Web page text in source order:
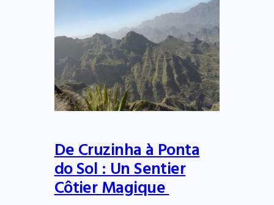
De Cruzinha à Ponta
do Sol : Un Sentier
Côtier Magique